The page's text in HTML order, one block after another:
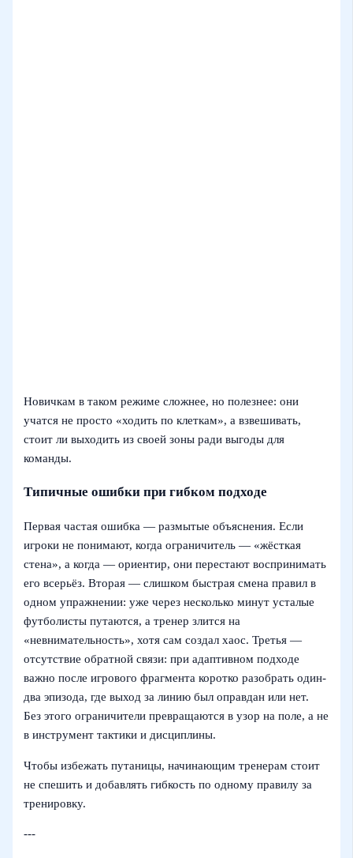
Новичкам в таком режиме сложнее, но полезнее: они
учатся не просто «ходить по клеткам», а взвешивать,
стоит ли выходить из своей зоны ради выгоды для
команды.
Типичные ошибки при гибком подходе
Первая частая ошибка — размытые объяснения. Если
игроки не понимают, когда ограничитель — «жёсткая
стена», а когда — ориентир, они перестают воспринимать
его всерьёз. Вторая — слишком быстрая смена правил в
одном упражнении: уже через несколько минут усталые
футболисты путаются, а тренер злится на
«невнимательность», хотя сам создал хаос. Третья —
отсутствие обратной связи: при адаптивном подходе
важно после игрового фрагмента коротко разобрать один-
два эпизода, где выход за линию был оправдан или нет.
Без этого ограничители превращаются в узор на поле, а не
в инструмент тактики и дисциплины.
Чтобы избежать путаницы, начинающим тренерам стоит
не спешить и добавлять гибкость по одному правилу за
тренировку.
---